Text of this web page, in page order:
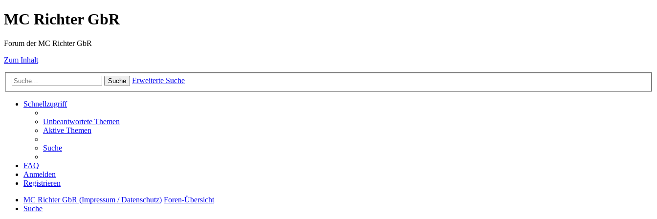
MC Richter GbR
Forum der MC Richter GbR
Zum Inhalt
Suche Erweiterte Suche
Schnellzugriff
Unbeantwortete Themen
Aktive Themen
Suche
FAQ
Anmelden
Registrieren
MC Richter GbR (Impressum / Datenschutz) Foren-Übersicht
Suche